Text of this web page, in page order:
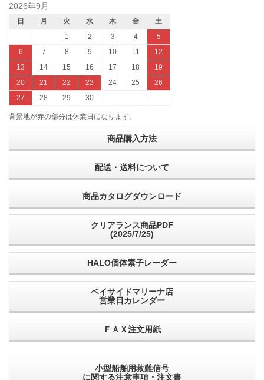
2026年9月
日 月 火 水 木 金
土
1
2 3 4
5
6
7 8 9 10 11
12
13
14 15 16 17 18
19
20
21 22 23 24 25
26
27
28 29 30
背景地が赤の部分は休業日になります。
商品購入方法
配送・送料について
商品カタログダウンロード
クリアランス商品PDF
(2025/7/25)
HALO個体素子レーダー
ベイサイドマリーナ店
営業日カレンダー
ＦＡＸ注文用紙
小型船舶用救難信号
に関する注意事項・注文書